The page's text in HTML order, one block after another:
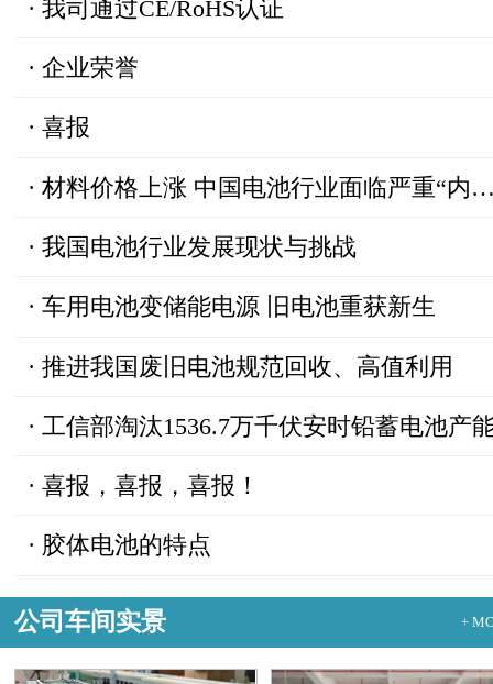
· 我司通过CE/RoHS认证
· 企业荣誉
· 喜报
· 材料价格上涨 中国电池行业面临严重“内忧外患”
· 我国电池行业发展现状与挑战
· 车用电池变储能电源 旧电池重获新生
· 推进我国废旧电池规范回收、高值利用
· 工信部淘汰1536.7万千伏安时铅蓄电池产
· 喜报，喜报，喜报！
· 胶体电池的特点
公司车间实景 +